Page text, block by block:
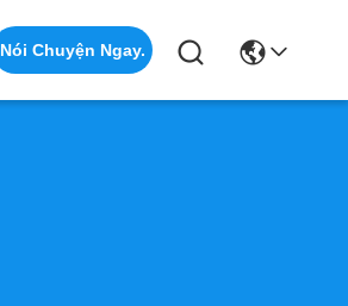
Nói Chuyện Ngay.